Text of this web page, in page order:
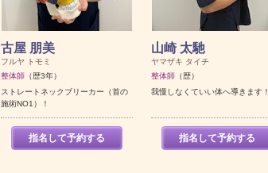
古屋 朋美
フルヤ トモミ
整体師（歴3年）
ストレートネックブリーカー（首の
施術NO1）！
指名して予約する
山崎 太馳
ヤマザキ タイチ
整体師（歴）
我慢しなくていい体へ導きます！
指名して予約する